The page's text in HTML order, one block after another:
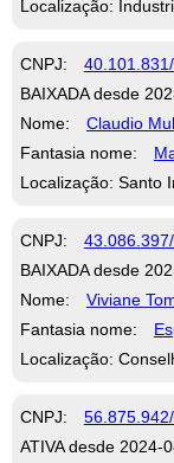
Localização:
CNPJ:
BAIXADA desde
Nome:
Claudio
Fantasia nome:
Localização: Santo
CNPJ:
BAIXADA desde
Nome:
Viviane
Fantasia nome:
Localização:
CNPJ:
ATIVA desde 2024-